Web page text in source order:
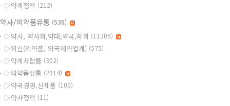
▷약계정책 (212)
사/의약품유통 (536)
▷약사, 약사회,약대,약국,학회 (11205)
▷외신(의약품, 외국제약업계) (575)
▷약계사람들 (302)
▷의약품유통 (2914)
▷약국경영,신제품 (100)
▷약사정책 (11)